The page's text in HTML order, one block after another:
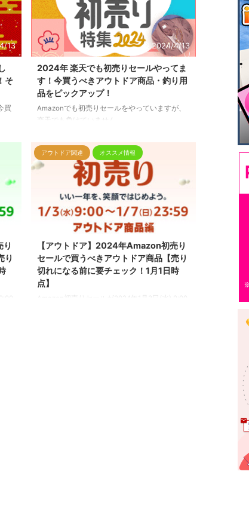
13
そ
買
2024/4/13
2024年 楽天でも初売りセールやってま
す！今買うべきアウトドア商品・釣り用
品をピックアップ！
Amazonでも初売りセールをやっていますが、
楽天でも負けていません。
しています。
り
り
アウトドア関連 オススメ情報
2024/4/13
【アウトドア】2024年Amazon初売り
セールで買うべきアウトドア商品【売り
切れになる前に要チェック！1月1日時
点】
Amazon初売りセールが2024年1月3日(水) 9:00